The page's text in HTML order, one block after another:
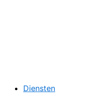
Diensten